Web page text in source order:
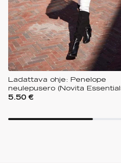
Ladattava ohje: Penelope
neulepusero (Novita
5.50 €